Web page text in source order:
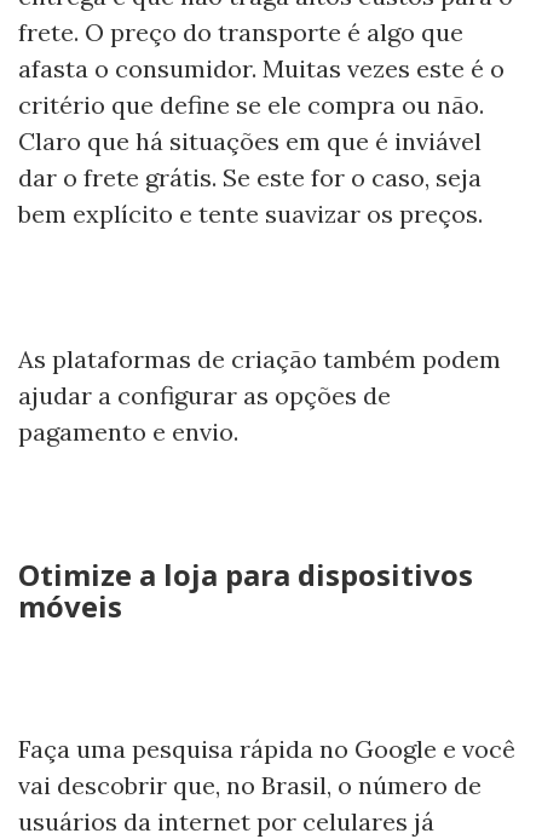
frete. O preço do transporte é algo que
afasta o consumidor. Muitas vezes este é o
critério que define se ele compra ou não.
Claro que há situações em que é inviável
dar o frete grátis. Se este for o caso, seja
bem explícito e tente suavizar os preços.
As plataformas de criação também podem
ajudar a configurar as opções de
pagamento e envio.
Otimize a loja para dispositivos
móveis
Faça uma pesquisa rápida no Google e você
vai descobrir que, no Brasil, o número de
usuários da internet por celulares já